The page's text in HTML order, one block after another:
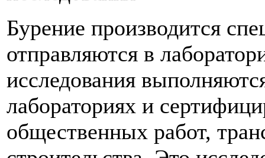
Бурение производится
отправляются в
исследования
лабораториях и
общественных работ,